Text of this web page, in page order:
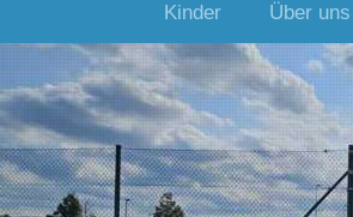
Kinder Über uns